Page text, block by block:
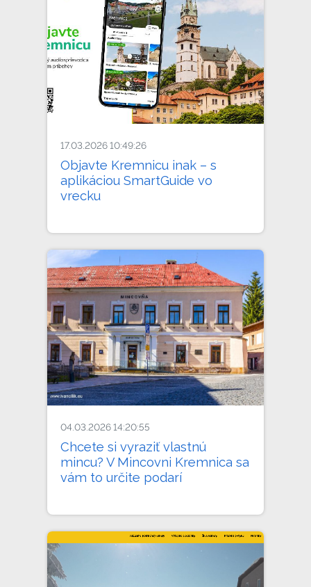
17.03.2026 10:49:26
Objavte Kremnicu inak – s
aplikáciou SmartGuide vo
vrecku
04.03.2026 14:20:55
Chcete si vyraziť vlastnú
mincu? V Mincovni Kremnica sa
vám to určite podarí